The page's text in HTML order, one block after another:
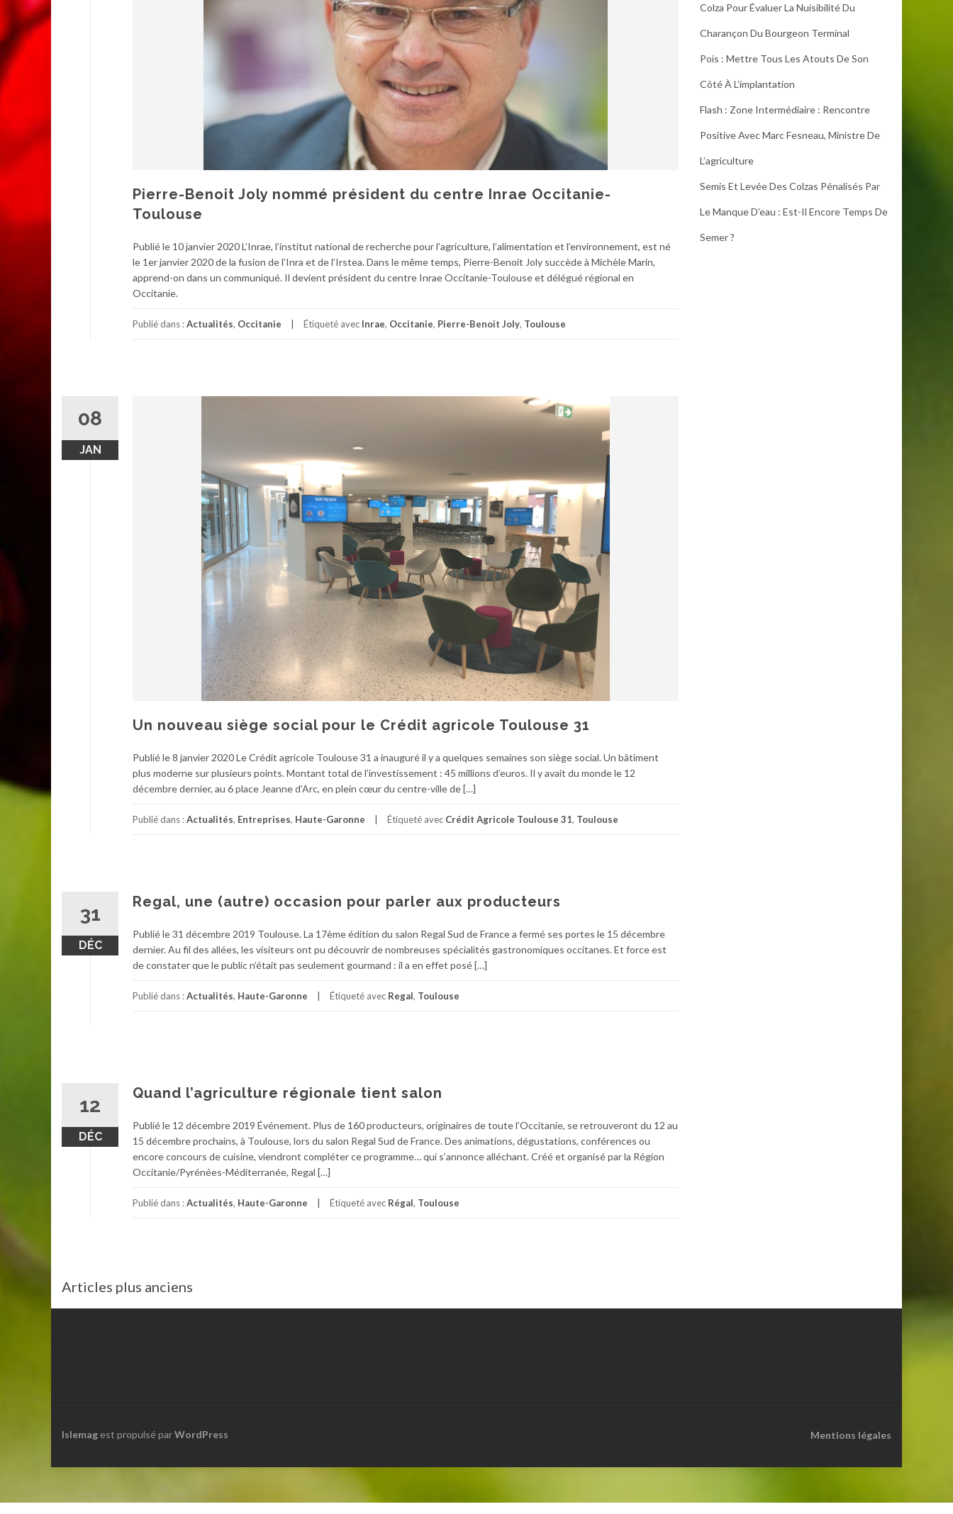
Pierre-Benoit Joly nommé président du centre Inrae Occitanie-
Toulouse
Publié le 10 janvier 2020 L’Inrae, l’institut national de recherche pour l’agriculture, l’alimentation et l’environnement, est né
le 1er janvier 2020 de la fusion de l’Inra et de l’Irstea. Dans le même temps, Pierre-Benoit Joly succède à Michèle Marin,
apprend-on dans un communiqué. Il devient président du centre Inrae Occitanie-Toulouse et délégué régional en
Occitanie.
Publié dans :Actualités, Occitanie Étiqueté avec Inrae, Occitanie, Pierre-Benoit Joly, Toulouse
08
JAN
Un nouveau siège social pour le Crédit agricole Toulouse 31
Publié le 8 janvier 2020 Le Crédit agricole Toulouse 31 a inauguré il y a quelques semaines son siège social. Un bâtiment
plus moderne sur plusieurs points. Montant total de l’investissement : 45 millions d’euros. Il y avait du monde le 12
décembre dernier, au 6 place Jeanne d’Arc, en plein cœur du centre-ville de […]
Publié dans :Actualités, Entreprises, Haute-Garonne Étiqueté avec Crédit Agricole Toulouse 31, Toulouse
31
DÉC
Regal, une (autre) occasion pour parler aux producteurs
Publié le 31 décembre 2019 Toulouse. La 17ème édition du salon Regal Sud de France a fermé ses portes le 15 décembre
dernier. Au fil des allées, les visiteurs ont pu découvrir de nombreuses spécialités gastronomiques occitanes. Et force est
de constater que le public n’était pas seulement gourmand : il a en effet posé […]
Publié dans :Actualités, Haute-Garonne Étiqueté avec Regal, Toulouse
12
DÉC
Quand l’agriculture régionale tient salon
Publié le 12 décembre 2019 Événement. Plus de 160 producteurs, originaires de toute l’Occitanie, se retrouveront du 12 au
15 décembre prochains, à Toulouse, lors du salon Regal Sud de France. Des animations, dégustations, conférences ou
encore concours de cuisine, viendront compléter ce programme… qui s’annonce alléchant. Créé et organisé par la Région
Occitanie/Pyrénées-Méditerranée, Regal […]
Publié dans :Actualités, Haute-Garonne Étiqueté avec Régal, Toulouse
Navigation
Articles plus anciens
Colza Pour Évaluer La Nuisibilité Du
Charançon Du Bourgeon Terminal
Pois : Mettre Tous Les Atouts De Son
Côté À L’implantation
Flash : Zone Intermédiaire : Rencontre
Positive Avec Marc Fesneau, Ministre De
L’agriculture
Semis Et Levée Des Colzas Pénalisés Par
Le Manque D’eau : Est-Il Encore Temps De
Semer ?
Mentions légales
Islemag est propulsé parWordPress